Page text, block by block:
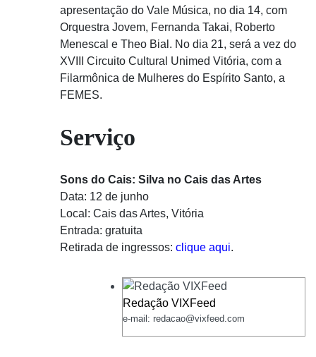
apresentação do Vale Música, no dia 14, com
Orquestra Jovem, Fernanda Takai, Roberto
Menescal e Theo Bial. No dia 21, será a vez do
XVIII Circuito Cultural Unimed Vitória, com a
Filarmônica de Mulheres do Espírito Santo, a
FEMES.
Serviço
Sons do Cais: Silva no Cais das Artes
Data: 12 de junho
Local: Cais das Artes, Vitória
Entrada: gratuita
Retirada de ingressos: clique aqui.
Redação VIXFeed
e-mail: redacao@vixfeed.com